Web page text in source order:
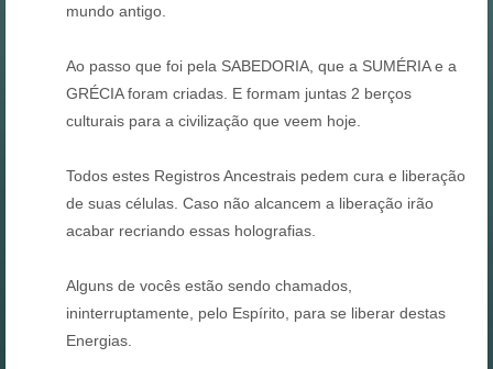
mundo antigo.
Ao passo que foi pela SABEDORIA, que a SUMÉRIA e a
GRÉCIA foram criadas. E formam juntas 2 berços
culturais para a civilização que veem hoje.
Todos estes Registros Ancestrais pedem cura e liberação
de suas células. Caso não alcancem a liberação irão
acabar recriando essas holografias.
Alguns de vocês estão sendo chamados,
ininterruptamente, pelo Espírito, para se liberar destas
Energias.